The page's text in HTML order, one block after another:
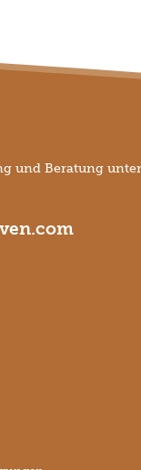
und Beratung